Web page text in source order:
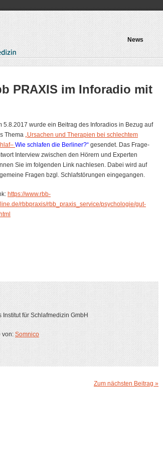
News
PRAXIS im Inforadio mit
5.8.2017 wurde ein Beitrag des Inforadios in Bezug auf
Thema „Ursachen und Therapien bei schlechtem
– Wie schlafen die Berliner?“ gesendet. Das Frage-
Interview zwischen den Hörern und Experten
Sie im folgenden Link nachlesen. Dabei wird auf
Fragen bzgl. Schlafstörungen eingegangen.
https://www.rbb-
rbbpraxis/rbb_praxis_service/psychologie/gut-
Institut für Schlafmedizin GmbH
von: Somnico
Zum nächsten Beitrag »